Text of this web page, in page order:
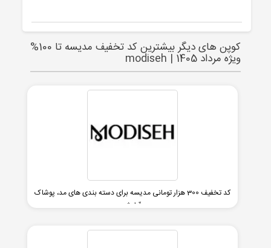
کوپن های دیگر بیشترین کد تخفیف مدیسه تا 100%
ویژه مرداد 1405 | modiseh
کد تخفیف 300 هزار تومانی مدیسه برای دسته بندی های مد، پوشاک
و آرایشی